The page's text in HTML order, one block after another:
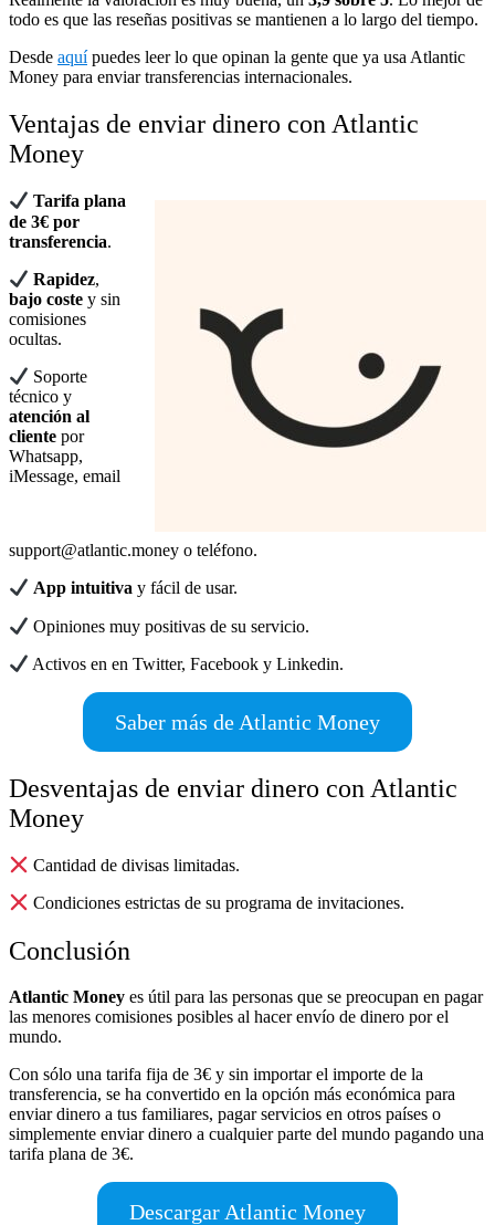
todo es que las reseñas positivas se mantienen a lo largo del tiempo.
Desde aquípuedes leer lo que opinan la gente que ya usa Atlantic
Money para enviar transferencias internacionales.
Ventajas de enviar dinero con Atlantic
Money
Tarifa plana
de 3€ por
transferencia.
Rapidez,
bajo coste y sin
comisiones
ocultas.
Soporte
técnico y
atención al
cliente por
Whatsapp,
iMessage, email
support@atlantic.money o teléfono.
App intuitivay fácil de usar.
Opiniones muy positivas de su servicio.
Activos en en Twitter, Facebook y Linkedin.
Saber más de Atlantic Money
Desventajas de enviar dinero con Atlantic
Money
Cantidad de divisas limitadas.
Condiciones estrictas de su programa de invitaciones.
Conclusión
Atlantic Money es útil para las personas que se preocupan en pagar
las menores comisiones posibles al hacer envío de dinero por el
mundo.
Con sólo una tarifa fija de 3€ y sin importar el importe de la
transferencia, se ha convertido en la opción más económica para
enviar dinero a tus familiares, pagar servicios en otros países o
simplemente enviar dinero a cualquier parte del mundo pagando una
tarifa plana de 3€.
Descargar Atlantic Money